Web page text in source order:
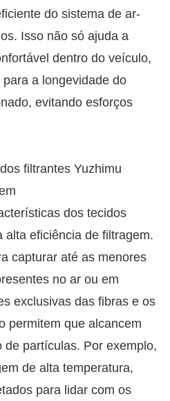
do sistema de ar-
Isso não só ajuda a
dentro do veículo,
a longevidade do
evitando esforços
filtrantes Yuzhimu
dos tecidos
alta eficiência de filtragem.
capturar até as menores
no ar ou em
exclusivas das fibras e os
permitem que alcancem
partículas. Por exemplo,
de alta temperatura,
para lidar com os